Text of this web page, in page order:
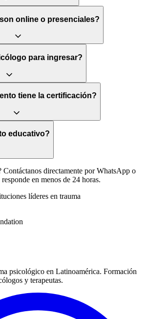
online o presenciales?
para ingresar?
tiene la certificación?
educativo?
Contáctanos directamente por WhatsApp o
en menos de 24 horas.
líderes en trauma
psicológico en Latinoamérica. Formación
y terapeutas.